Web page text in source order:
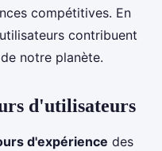
compétitives. En
contribuent
notre planète.
d'utilisateurs
d'expérience des